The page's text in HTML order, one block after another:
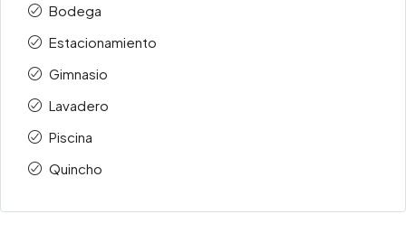
Bodega
Estacionamiento
Gimnasio
Lavadero
Piscina
Quincho